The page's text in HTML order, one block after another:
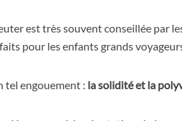
est très souvent conseillée par
pour les enfants grands
tel engouement : la solidité et la